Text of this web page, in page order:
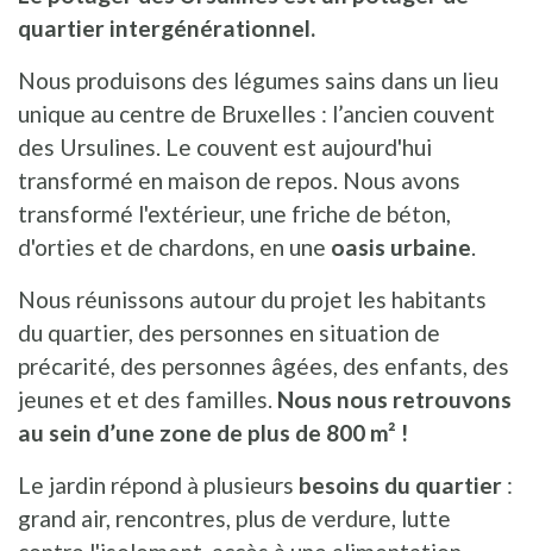
quartier intergénérationnel.
Nous produisons des légumes sains dans un lieu
unique au centre de Bruxelles : l’ancien couvent
des Ursulines. Le couvent est aujourd'hui
transformé en maison de repos. Nous avons
transformé l'extérieur, une friche de béton,
d'orties et de chardons, en une oasis urbaine.
Nous réunissons autour du projet les habitants
du quartier, des personnes en situation de
précarité, des personnes âgées, des enfants, des
jeunes et et des familles. Nous nous retrouvons
au sein d’une zone de plus de 800 m² !
Le jardin répond à plusieurs besoins du quartier :
grand air, rencontres, plus de verdure, lutte